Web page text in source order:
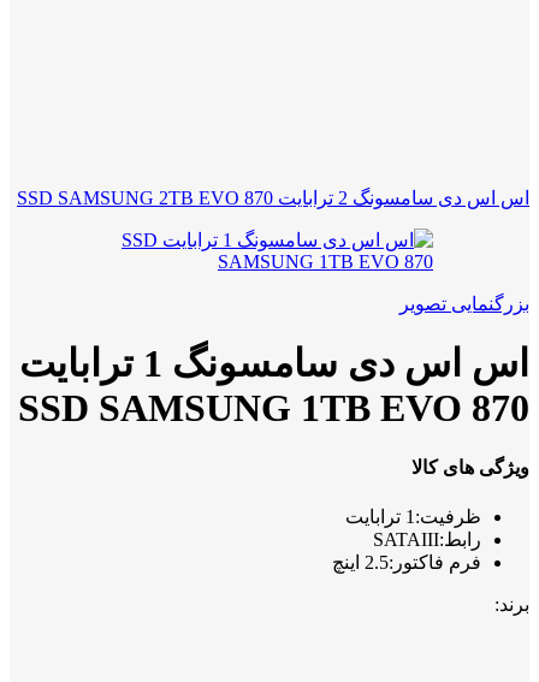
اس اس دی سامسونگ 2 ترابایت SSD SAMSUNG 2TB EVO 870
بزرگنمایی تصویر
اس اس دی سامسونگ 1 ترابایت
SSD SAMSUNG 1TB EVO 870
ویژگی های کالا
ظرفیت:1 ترابایت
رابط:SATAIII
فرم فاکتور:2.5 اینچ
برند: